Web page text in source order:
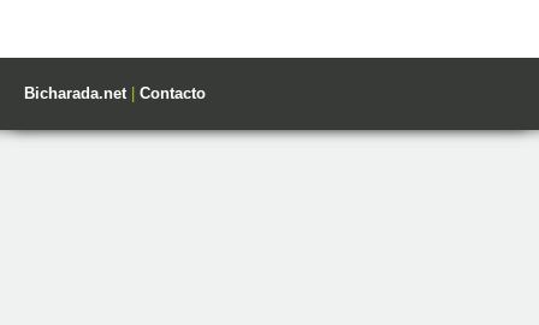
Bicharada.net| Contacto